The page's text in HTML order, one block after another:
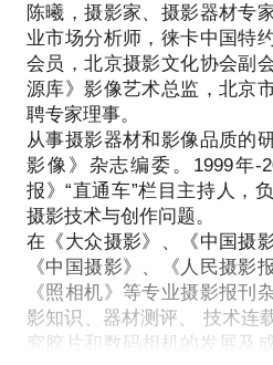
升方面，而不是在努力提升
数码相机往往拍摄出来不符
现象还比较多，主要原因在
数码相机的成像品质还需要
相机的使用者还需要对数码相
十多年来，我个人对于使
是：了解它，控制它，信任
会摆脱对后期制作的信赖，
陈曦，摄影家、摄影器材专
业市场分析师，徕卡中国特
会员，北京摄影文化协会副
源库》影像艺术总监，北京
聘专家理事。
从事摄影器材和影像品质的
影像》杂志编委。1999年-
报》“直通车”栏目主持人，
摄影技术与创作问题。
在《大众摄影》、《中国摄
《中国摄影》、《人民摄影
《照相机》等专业摄影报刊
影知识、器材测评、 技术连
究胶片和数码相机的发展及